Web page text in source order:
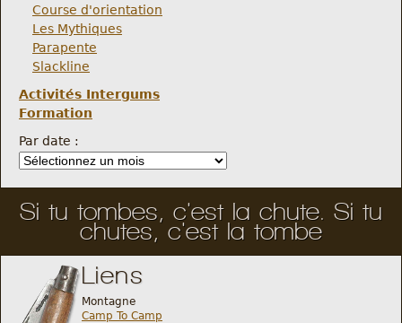
Course d'orientation
Les Mythiques
Parapente
Slackline
Activités Intergums
Formation
Par date :
Si tu tombes, c'est la chute. Si tu
chutes, c'est la tombe
Liens
Montagne
Camp To Camp